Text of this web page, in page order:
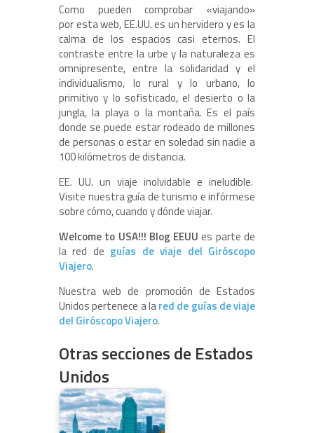
Como pueden comprobar «viajando»
por esta web, EE.UU. es un hervidero y es la
calma de los espacios casi eternos. El
contraste entre la urbe y la naturaleza es
omnipresente, entre la solidaridad y el
individualismo, lo rural y lo urbano, lo
primitivo y lo sofisticado, el desierto o la
jungla, la playa o la montaña. Es el país
donde se puede estar rodeado de millones
de personas o estar en soledad sin nadie a
100 kilómetros de distancia.
EE. UU. un viaje inolvidable e ineludible.
Visite nuestra guía de turismo e infórmese
sobre cómo, cuando y dónde viajar.
Welcome to USA!!! Blog EEUUes parte de
la red de guías de viaje del Giróscopo
Viajero.
Nuestra web de promoción de Estados
Unidos pertenece a lared de guías de viaje
del Giróscopo Viajero.
Otras secciones de Estados
Unidos